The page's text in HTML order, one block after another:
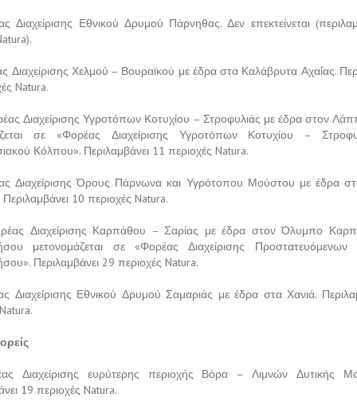
Διαχείρισης Εθνικού Δρυμού Πάρνηθας. Δεν επεκτείνεται
Διαχείρισης Χελμού – Βουραϊκού με έδρα στα Καλάβρυτα Αχαΐας.
Natura.
Διαχείρισης Υγροτόπων Κοτυχίου – Στροφυλιάς με έδρα στον
σε «Φορέας Διαχείρισης Υγροτόπων Κοτυχίου –
Κόλπου». Περιλαμβάνει 11 περιοχές Natura.
Διαχείρισης Όρους Πάρνωνα και Υγρότοπου Μούστου με έδρα
10 περιοχές Natura.
Διαχείρισης Καρπάθου – Σαρίας με έδρα στον Όλυμπο
μετονομάζεται σε «Φορέας Διαχείρισης Προστατευόμενων
Περιλαμβάνει 29 περιοχές Natura.
Διαχείρισης Εθνικού Δρυμού Σαμαριάς με έδρα στα Χανιά.
Διαχείρισης ευρύτερης περιοχής Βόρα – Λιμνών Δυτικής
19 περιοχές Natura.